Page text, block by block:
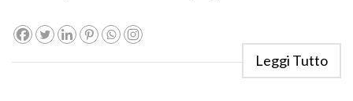
Leggi Tutto